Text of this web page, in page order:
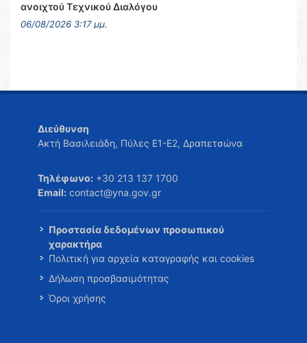
ανοιχτού Τεχνικού Διαλόγου
06/08/2026 3:17 μμ.
Διεύθυνση
Ακτή Βασιλειάδη, Πύλες Ε1-Ε2, Δραπετσώνα
Τηλέφωνο: +30 213 137 1700
Email: contact@yna.gov.gr
Προστασία δεδομένων προσωπικού
χαρακτήρα
Πολιτική για αρχεία καταγραφής και cookies
Δήλωση προσβασιμότητας
Όροι χρήσης